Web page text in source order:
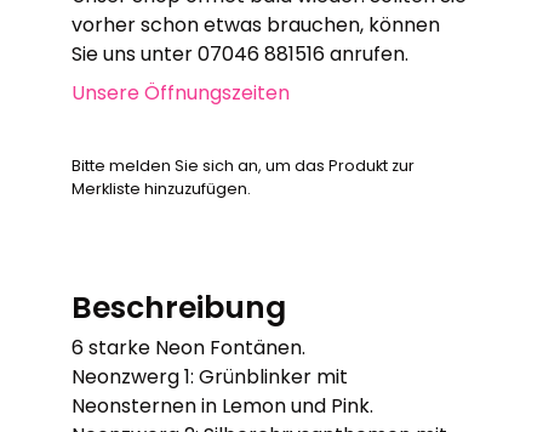
vorher schon etwas brauchen, können
Sie uns unter 07046 881516 anrufen.
Unsere Öffnungszeiten
Bitte melden Sie sich an, um das Produkt zur
Merkliste hinzuzufügen.
Beschreibung
6 starke Neon Fontänen.
Neonzwerg 1: Grünblinker mit
Neonsternen in Lemon und Pink.